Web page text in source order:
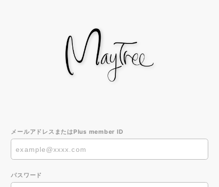
メールアドレスまたはPlus member ID
パスワード